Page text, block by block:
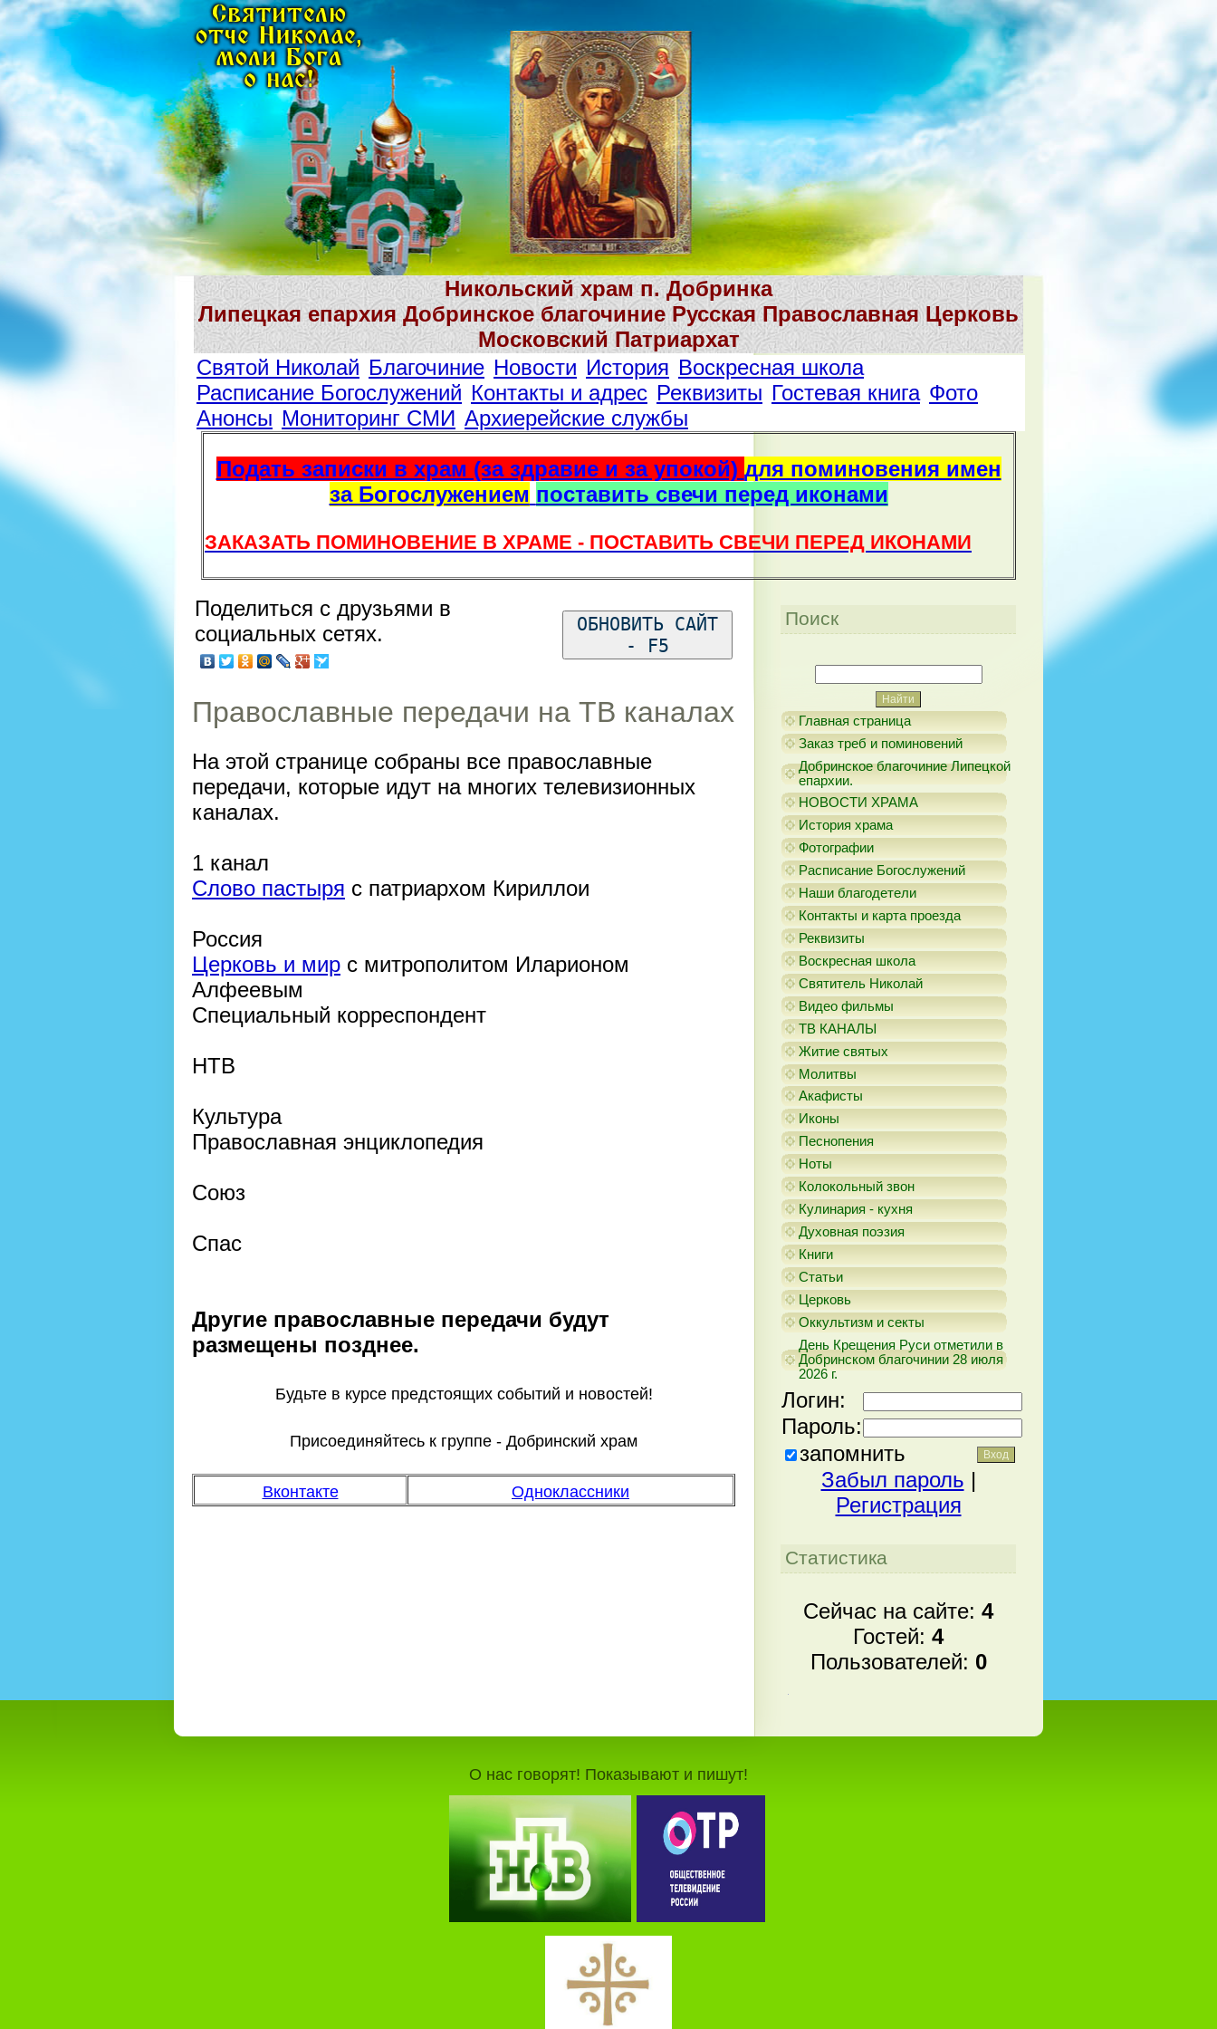
Никольский храм п. Добринка
Липецкая епархия Добринское благочиние Русская Православная Церковь
Московский Патриархат
Святой Николай Благочиние Новости История Воскресная школа
Расписание Богослужений Контакты и адрес Реквизиты Гостевая книга Фото
Анонсы Мониторинг СМИ Архиерейские службы
Подать записки в храм (за здравие и за упокой) для поминовения имен
за Богослужением поставить свечи перед иконами
ЗАКАЗАТЬ ПОМИНОВЕНИЕ В ХРАМЕ - ПОСТАВИТЬ СВЕЧИ ПЕРЕД ИКОНАМИ
Поделиться с друзьями в
социальных сетях.
ОБНОВИТЬ САЙТ
- F5
Православные передачи на ТВ каналах
На этой странице собраны все православные
передачи, которые идут на многих телевизионных
каналах.
1 канал
Слово пастыря с патриархом Кириллои
Россия
Церковь и мир с митрополитом Иларионом
Алфеевым
Специальный корреспондент
НТВ
Культура
Православная энциклопедия
Союз
Спас
Другие православные передачи будут
размещены позднее.
Будьте в курсе предстоящих событий и новостей!
Присоединяйтесь к группе - Добринский храм
Вконтакте Одноклассники
Поиск
Главная страница
Заказ треб и поминовений
Добринское благочиние Липецкой
епархии.
НОВОСТИ ХРАМА
История храма
Фотографии
Расписание Богослужений
Наши благодетели
Контакты и карта проезда
Реквизиты
Воскресная школа
Святитель Николай
Видео фильмы
ТВ КАНАЛЫ
Житие святых
Молитвы
Акафисты
Иконы
Песнопения
Ноты
Колокольный звон
Кулинария - кухня
Духовная поэзия
Книги
Статьи
Церковь
Оккультизм и секты
День Крещения Руси отметили в
Добринском благочинии 28 июля
2026 г.
Логин:
Пароль:
запомнить
Забыл пароль |
Регистрация
Статистика
Сейчас на сайте: 4
Гостей: 4
Пользователей: 0
О нас говорят! Показывают и пишут!